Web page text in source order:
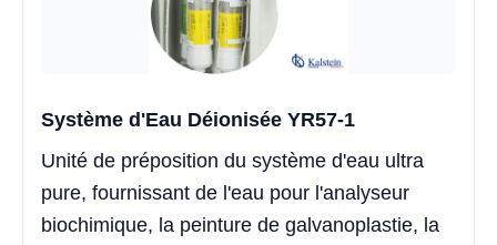
Système d'Eau Déionisée YR57-1
Unité de préposition du système d'eau ultra
pure, fournissant de l'eau pour l'analyseur
biochimique, la peinture de galvanoplastie, la